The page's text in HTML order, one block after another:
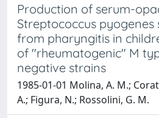
Production of serum-
Streptococcus pyogenes
from pharyngitis in
of "rheumatogenic" M
negative strains
1985-01-01 Molina, A. M.;
A.; Figura, N.; Rossolini, G. M.